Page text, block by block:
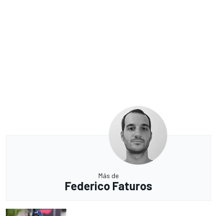
Más de
Federico Faturos